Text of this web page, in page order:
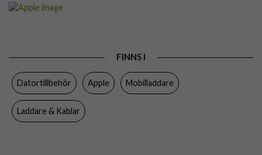
Tillverkarens art nr
FINNS I
Datortillbehör Apple Mobilladdare
Laddare & Kablar